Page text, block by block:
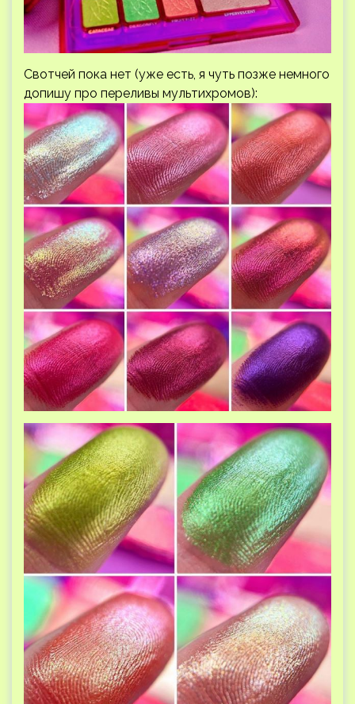
Свотчей пока нет (уже есть, я чуть позже немного
допишу про переливы мультихромов):